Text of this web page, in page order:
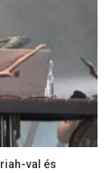
val és